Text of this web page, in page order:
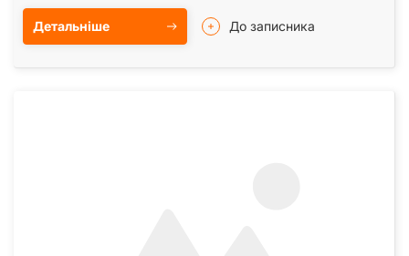
Детальніше До записника